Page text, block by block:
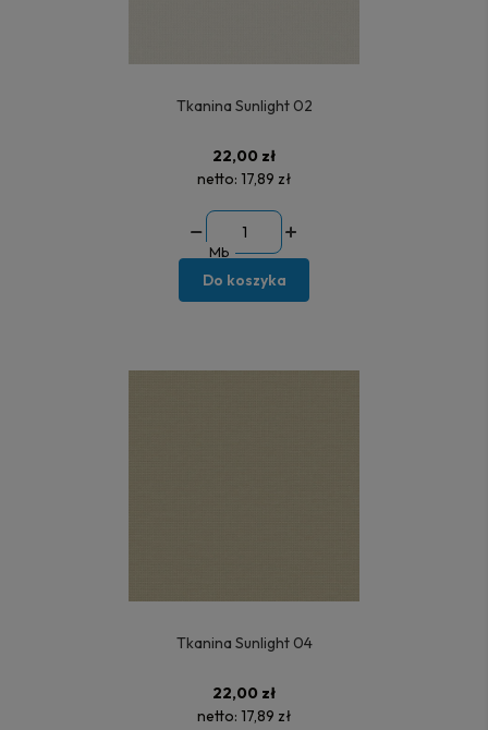
Tkanina Sunlight 02
22,00 zł
netto: 17,89 zł
Mb
Do koszyka
Tkanina Sunlight 04
22,00 zł
netto: 17,89 zł